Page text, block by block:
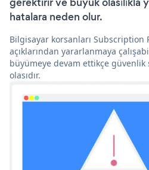
hatalara neden olur.
Bilgisayar korsanları Subscription
açıklarından yararlanmaya
büyümeye devam ettikçe güvenlik
olasıdır.